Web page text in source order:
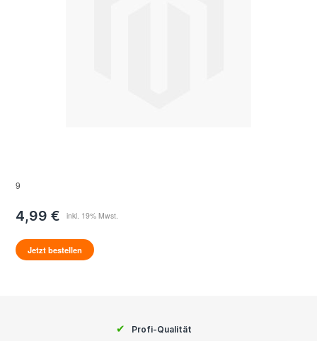
9
4,99 €
Jetzt bestellen
✔ Profi-Qualität